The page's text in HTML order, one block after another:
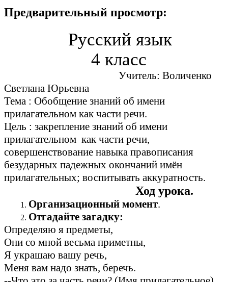
Предварительный просмотр:
Русский язык
4 класс
Учитель: Воличенко
Светлана Юрьевна
Тема : Обобщение знаний об имени
прилагательном как части речи.
Цель : закрепление знаний об имени
прилагательном как части речи,
совершенствование навыка правописания
безударных падежных окончаний имён
прилагательных; воспитывать аккуратность.
Ход урока.
Организационный момент.
Отгадайте загадку:
Определяю я предметы,
Они со мной весьма приметны,
Я украшаю вашу речь,
Меня вам надо знать, беречь.